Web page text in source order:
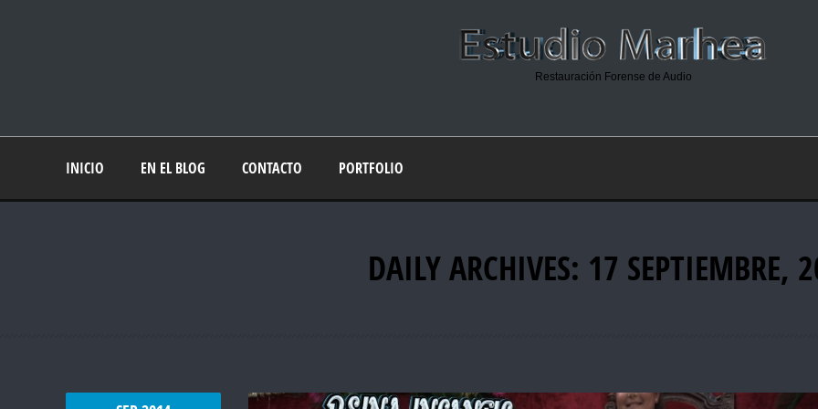
Restauración Forense de Audio
INICIO EN EL BLOG CONTACTO PORTFOLIO
DAILY ARCHIVES: 17 SEPTIEMBRE,